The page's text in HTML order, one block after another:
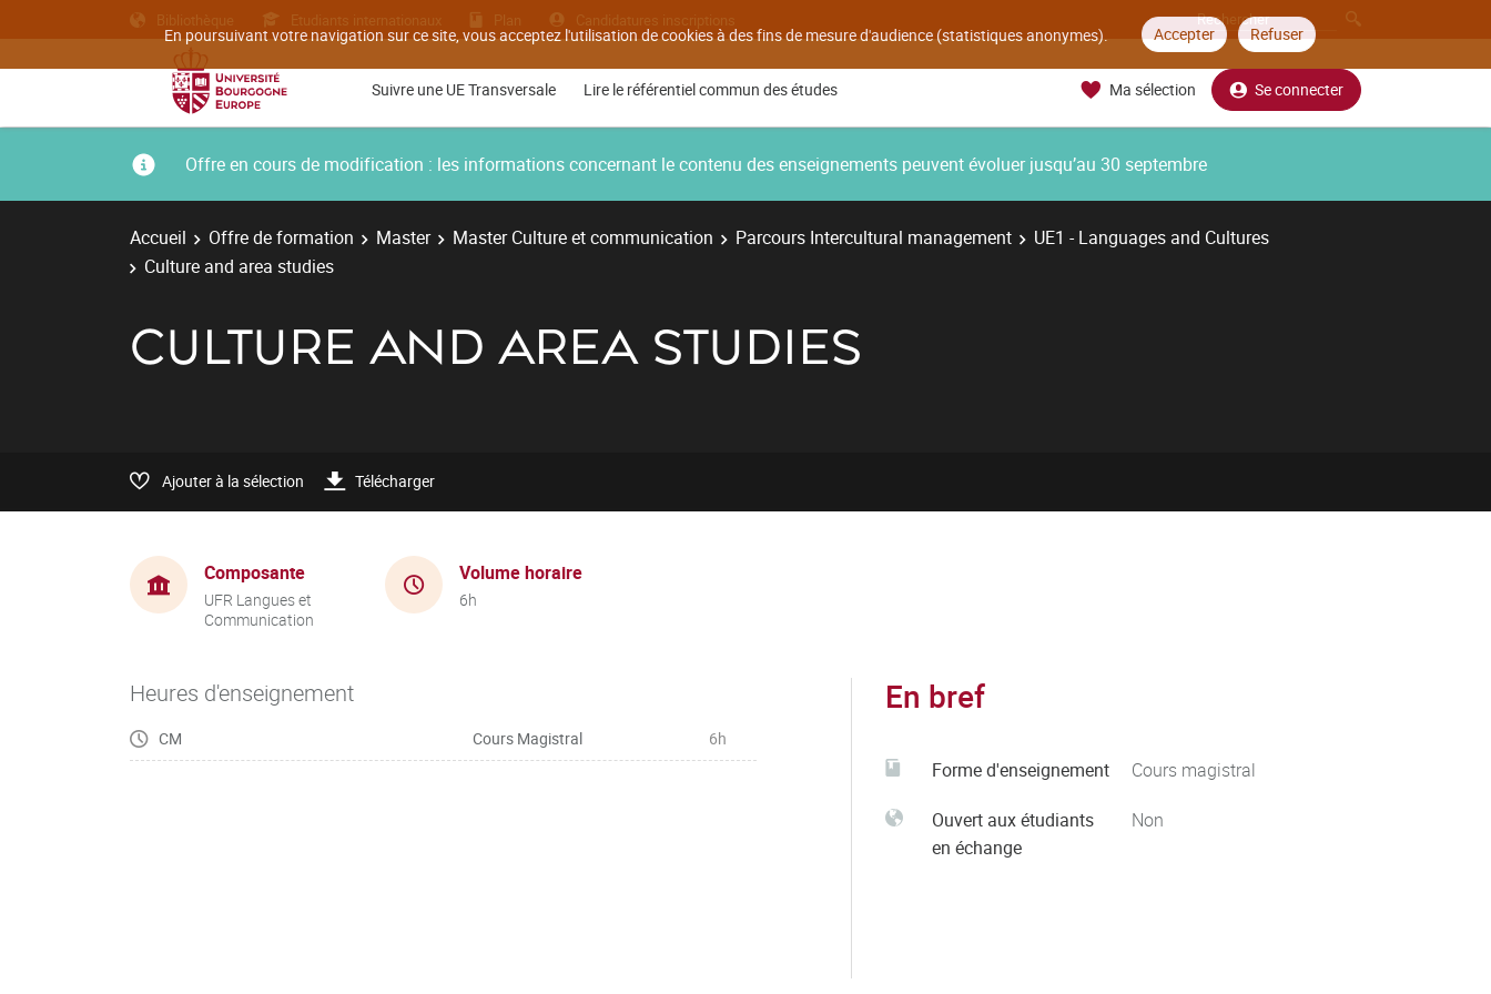
En poursuivant votre navigation sur ce site, vous acceptez l'utilisation de cookies à des fins de mesure d'audience (statistiques anonymes). Accepter Refuser
Bibliothèque Etudiants internationaux Plan Candidatures inscriptions
Suivre une UE Transversale Lire le référentiel commun des études Ma sélection Se connecter
Offre en cours de modification : les informations concernant le contenu des enseignements peuvent évoluer jusqu’au 30 septembre
Accueil Offre de formation Master Master Culture et communication Parcours Intercultural management
UE1 - Languages and Cultures
Culture and area studies
CULTURE AND AREA STUDIES
Ajouter à la sélection Télécharger
Composante
UFR Langues et
Communication
Volume horaire
6h
Heures d'enseignement
CM Cours Magistral 6h
En bref
Forme d'enseignement Cours magistral
Ouvert aux étudiants
en échange
Non